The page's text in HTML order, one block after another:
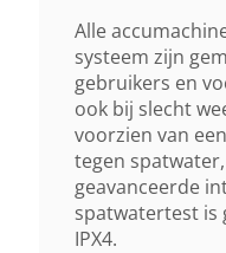
Alle
systeem zijn
gebruikers en
ook bij slecht
voorzien van
tegen
geavanceerde
spatwatertest is
IPX4.